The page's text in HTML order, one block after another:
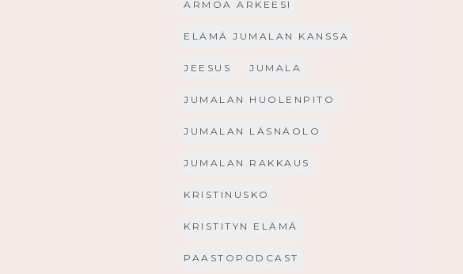
ARMOA ARKEESI
ELÄMÄ JUMALAN KANSSA
JEESUS JUMALA
JUMALAN HUOLENPITO
JUMALAN LÄSNÄOLO
JUMALAN RAKKAUS
KRISTINUSKO
KRISTITYN ELÄMÄ
PAASTOPODCAST